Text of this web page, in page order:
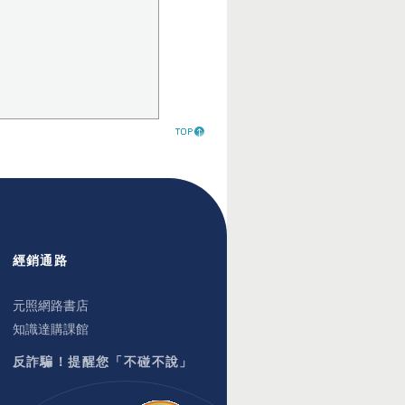
經銷通路
元照網路書店
知識達購課館
反詐騙！提醒您「不碰不說」